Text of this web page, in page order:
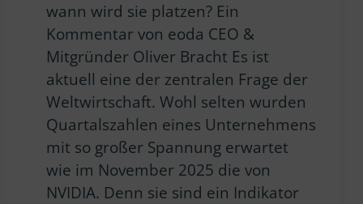
wann wird sie platzen? Ein
Kommentar von eoda CEO &
Mitgründer Oliver Bracht Es ist
aktuell eine der zentralen Frage der
Weltwirtschaft. Wohl selten wurden
Quartalszahlen eines Unternehmens
mit so großer Spannung erwartet
wie im November 2025 die von
NVIDIA. Denn sie sind ein Indikator